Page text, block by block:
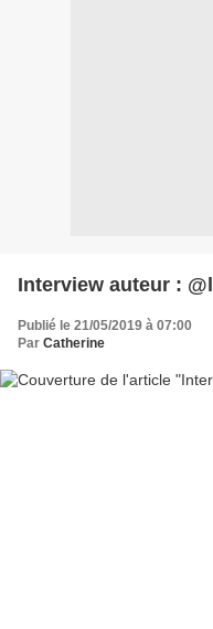
Interview auteur :
Publié le 21/05/2019 à 07:00
Par Catherine